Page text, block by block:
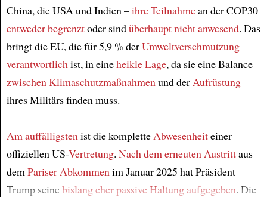
China, die USA und Indien –ihre Teilnahmean der COP30
entweder begrenztoder sindüberhaupt nicht anwesend. Das
bringt die EU, die für 5,9 % derUmweltverschmutzung
verantwortlich ist, in eineheikle Lage, da sie eine Balance
zwischen Klimaschutzmaßnahmen und der Aufrüstung
ihres Militärs finden muss.
Am auffälligsten ist die komplette Abwesenheiteiner
offiziellen US-Vertretung. Nach dem erneuten Austrittaus
dem Pariser Abkommen im Januar 2025 hat Präsident
Trump seinebislang eher passive Haltungaufgegeben. Die